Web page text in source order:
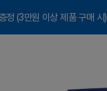
(3만원 이상 제품 구매 시)